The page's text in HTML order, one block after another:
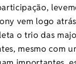
vem logo
o trio das
mesmo com